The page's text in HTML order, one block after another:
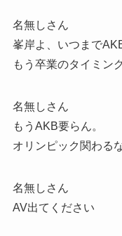
名無しさん
峯岸よ、いつまで
もう卒業のタイミン
名無しさん
もうAKB要らん。
オリンピック関わる
名無しさん
AV出てください